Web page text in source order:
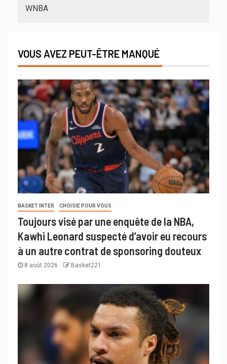
WNBA
VOUS AVEZ PEUT-ÊTRE MANQUÉ
BASKET INTER CHOISIE POUR VOUS
Toujours visé par une enquête de la NBA,
Kawhi Leonard suspecté d’avoir eu recours
à un autre contrat de sponsoring douteux
8 août 2026 Basket221